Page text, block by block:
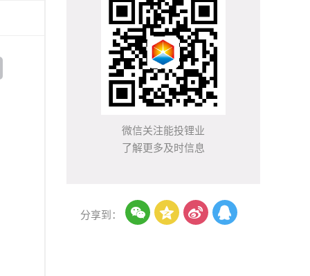
微信关注能投锂业
了解更多及时信息
分享到：    